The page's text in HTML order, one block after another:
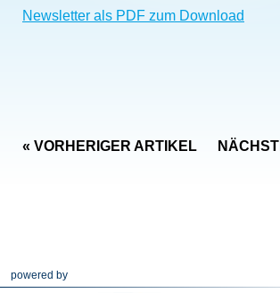
Newsletter als PDF zum Download
« VORHERIGER ARTIKEL
powered by